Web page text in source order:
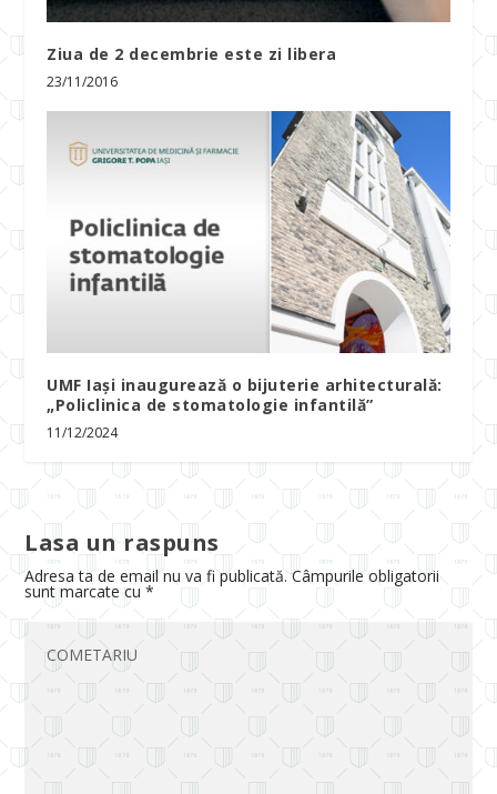
Ziua de 2 decembrie este zi libera
23/11/2016
UMF Iași inaugurează o bijuterie arhitecturală:
„Policlinica de stomatologie infantilă”
11/12/2024
Lasa un raspuns
Adresa ta de email nu va fi publicată. Câmpurile obligatorii
sunt marcate cu*